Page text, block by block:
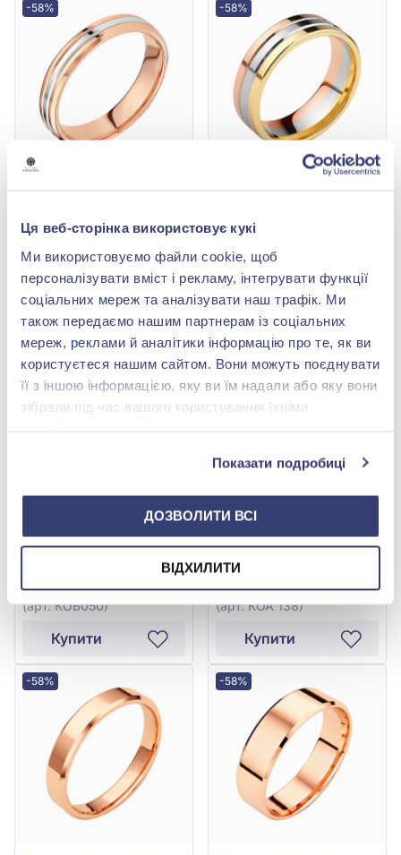
Ця веб-сторінка використовує кукі
Ми використовуємо файли cookie, щоб
персоналізувати вміст і рекламу, інтегрувати функції
соціальних мереж та аналізувати наш трафік. Ми
також передаємо нашим партнерам із соціальних
мереж, реклами й аналітики інформацію про те, як ви
користуєтеся нашим сайтом. Вони можуть поєднувати
її з іншою інформацією, яку ви їм надали або яку вони
зібрали під час вашого користування їхніми
Показати подробиці
ДОЗВОЛИТИ ВСІ
ВІДХИЛИТИ
-58%
38 052,00 грн
15 981,84 грн
(арт. ОК309)
Купити
-58%
54 360,00 грн
22 831,20 грн
(арт. ОК303Р)
Купити
-58%
Обручка класична з
червоного золота 585°,
11 464,99 грн
(арт. КОБ050)
Купити
-58%
золота 585°, арт. КОА 138
55 466,40 грн
23 295,89 грн
(арт. КОА 138)
Купити
-58% -58%